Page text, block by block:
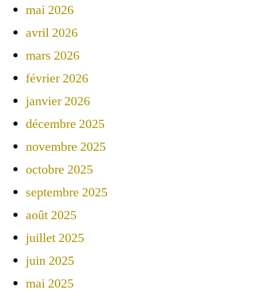
mai 2026
avril 2026
mars 2026
février 2026
janvier 2026
décembre 2025
novembre 2025
octobre 2025
septembre 2025
août 2025
juillet 2025
juin 2025
mai 2025